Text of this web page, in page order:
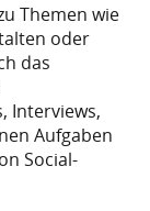
Themen wie
oder
das
Interviews,
Aufgaben
Social-